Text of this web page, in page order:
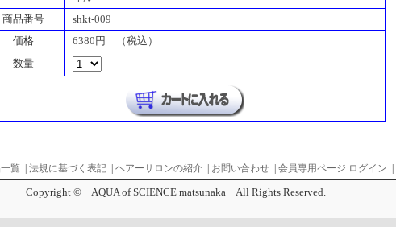
商品番号
shkt-009
価格
6380円 （税込）
数量
覧 法規に基づく表記 ヘアーサロンの紹介 お問い合わせ 会員専用ページ ログイン
Copyright © AQUA of SCIENCE matsunaka All Rights Reserved.